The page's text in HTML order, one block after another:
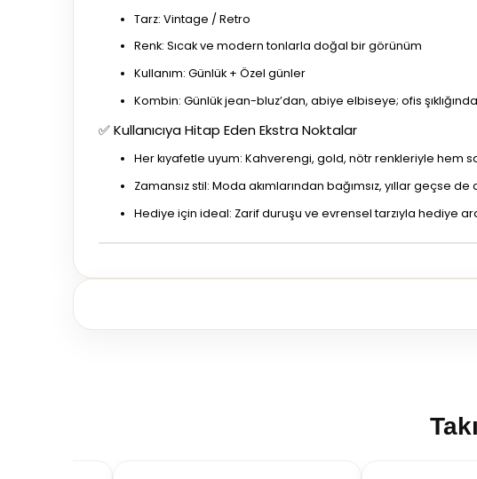
Tarz: Vintage / Retro
Renk: Sıcak ve modern tonlarla doğal bir görünüm
Kullanım: Günlük + Özel günler
Kombin: Günlük jean-bluz’dan, abiye elbiseye; ofis
✅ Kullanıcıya Hitap Eden Ekstra Noktalar
Her kıyafetle uyum: Kahverengi, gold, nötr renkleriyle hem
Zamansız stil: Moda akımlarından bağımsız, yıllar geçse
Hediye için ideal: Zarif duruşu ve evrensel tarzıyla hediye